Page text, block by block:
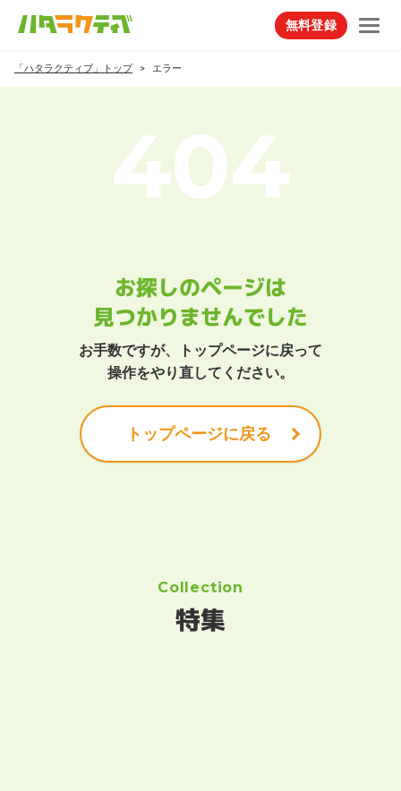
無料登録
「ハタラクティブ」トップ エラー
お探しのページは
見つかりませんでした
お手数ですが、トップページに戻って
操作をやり直してください。
トップページに戻る
Collection
特集